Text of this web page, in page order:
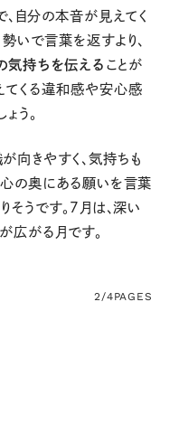
、自分の本音が見えてく
いで言葉を返すより、
気持ちを伝える ことが
てくる違和感や安心感
う。
向きやすく、気持ちも
心の奥にある願いを言葉
そうです。7月は、深い
広がる月です。
2/4PAGES